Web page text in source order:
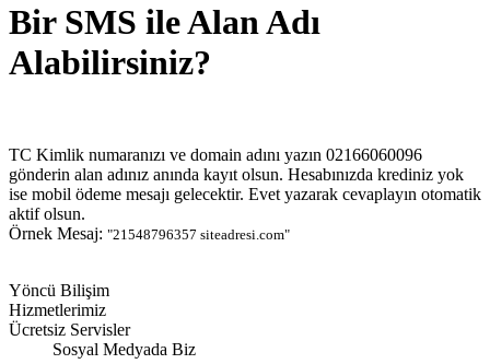
Bir SMS ile Alan Adı
Alabilirsiniz?
TC Kimlik numaranızı ve domain adını yazın 02166060096
gönderin alan adınız anında kayıt olsun. Hesabınızda krediniz yok
ise mobil ödeme mesajı gelecektir. Evet yazarak cevaplayın otomatik
aktif olsun.
Örnek Mesaj: "21548796357 siteadresi.com"
Yöncü Bilişim
Hizmetlerimiz
Ücretsiz Servisler
Sosyal Medyada Biz